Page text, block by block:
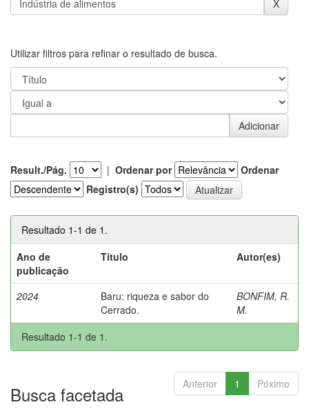
Utilizar filtros para refinar o resultado de busca.
Result./Pág. | Ordenar por
Ordenar
Registro(s)
Resultado 1-1 de 1.
Ano de
publicação
Título Autor(es)
2024
Baru: riqueza e sabor do
Cerrado.
BONFIM, R.
M.
Resultado 1-1 de 1.
Anterior 1 Póximo
Busca facetada